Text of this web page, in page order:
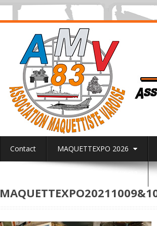
Contact MAQUETTEXPO 2026